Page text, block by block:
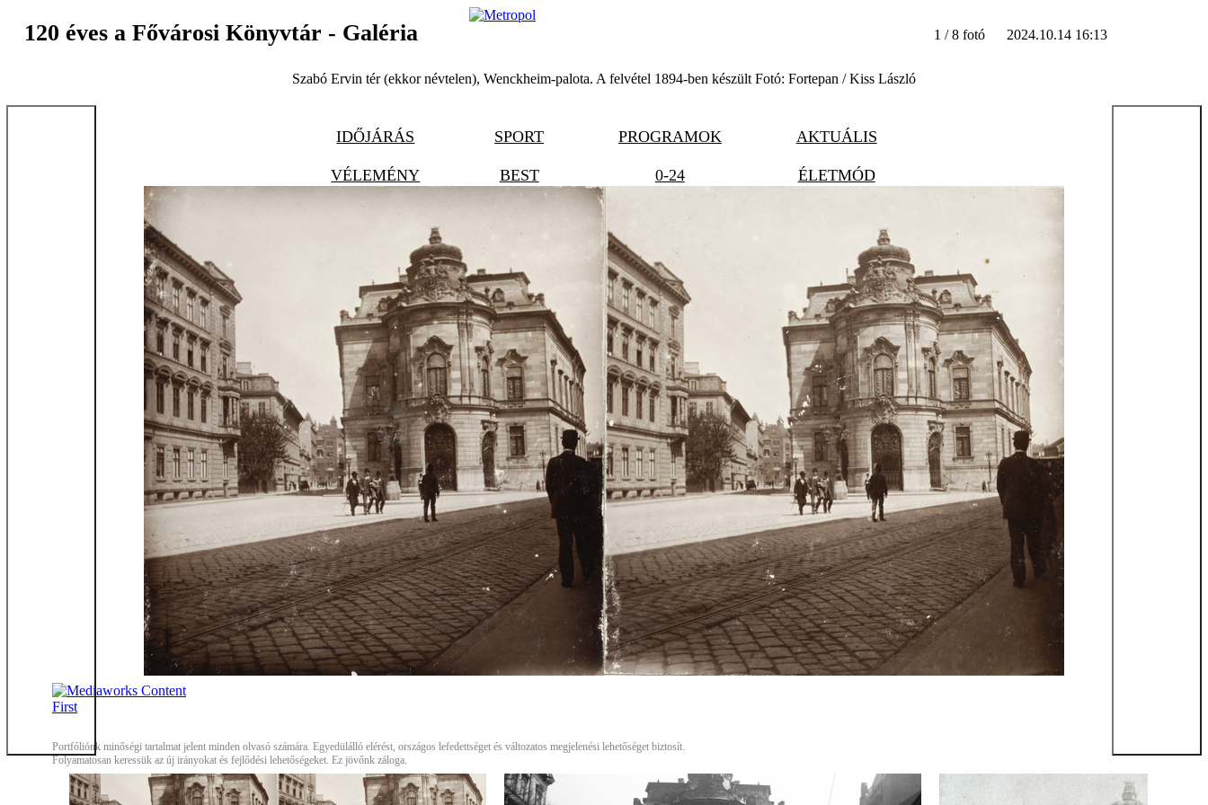
120 éves a Fővárosi Könyvtár - Galéria 1 / 8 fotó 2024.10.14 16:13
Szabó Ervin tér (ekkor névtelen), Wenckheim-palota. A felvétel 1894-ben készült Fotó: Fortepan / Kiss László
IDŐJÁRÁS SPORT PROGRAMOK AKTUÁLIS
VÉLEMÉNY BEST 0-24 ÉLETMÓD
KÖVESS MINKET
Impresszum Médiaajánló Felhasználási Feltételek Adatvédelem
Hirdetési ÁSZF Előfizetési ÁSZF Cookie Szabályzatok
Sütibeállítások
Portfóliónk minőségi tartalmat jelent minden olvasó számára. Egyedülálló elérést, országos lefedettséget és változatos megjelenési lehetőséget biztosít.
Folyamatosan keressük az új irányokat és fejlődési lehetőségeket. Ez jövőnk záloga.